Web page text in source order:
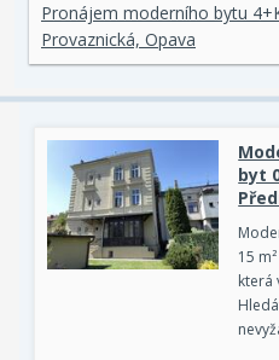
Pronájem moderního bytu
Provaznická, Opava
byt
15
která